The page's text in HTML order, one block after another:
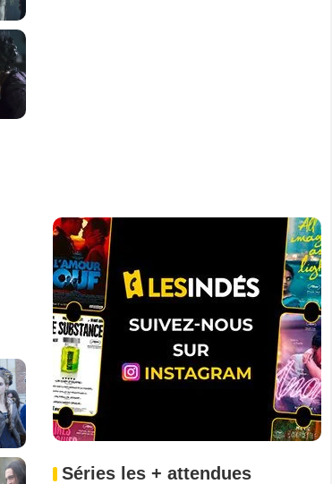
Séries les + attendues